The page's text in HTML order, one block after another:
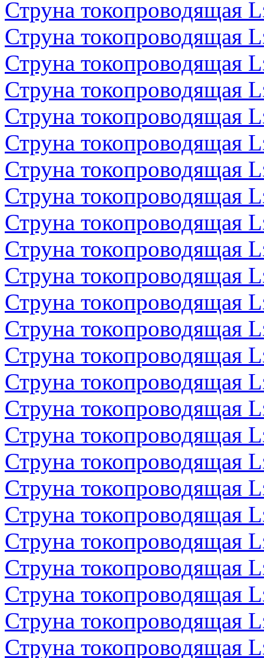
Струна токопроводящая
Струна токопроводящая
Струна токопроводящая
Струна токопроводящая
Струна токопроводящая
Струна токопроводящая
Струна токопроводящая
Струна токопроводящая
Струна токопроводящая
Струна токопроводящая
Струна токопроводящая
Струна токопроводящая
Струна токопроводящая
Струна токопроводящая
Струна токопроводящая
Струна токопроводящая
Струна токопроводящая
Струна токопроводящая
Струна токопроводящая
Струна токопроводящая
Струна токопроводящая
Струна токопроводящая
Струна токопроводящая
Струна токопроводящая
Струна токопроводящая